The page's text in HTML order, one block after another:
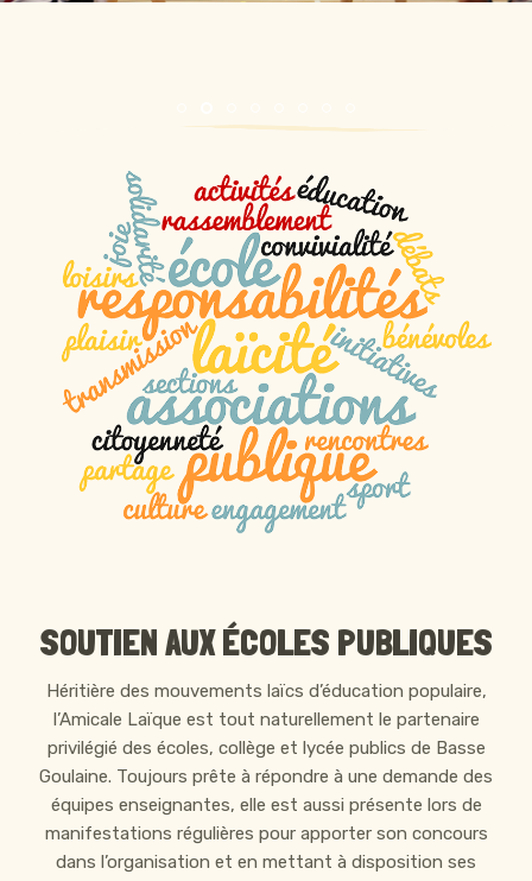
SOUTIEN AUX ÉCOLES PUBLIQUES
Héritière des mouvements laïcs d’éducation populaire,
l’Amicale Laïque est tout naturellement le partenaire
privilégié des écoles, collège et lycée publics de Basse
Goulaine. Toujours prête à répondre à une demande des
équipes enseignantes, elle est aussi présente lors de
manifestations régulières pour apporter son concours
dans l’organisation et en mettant à disposition ses